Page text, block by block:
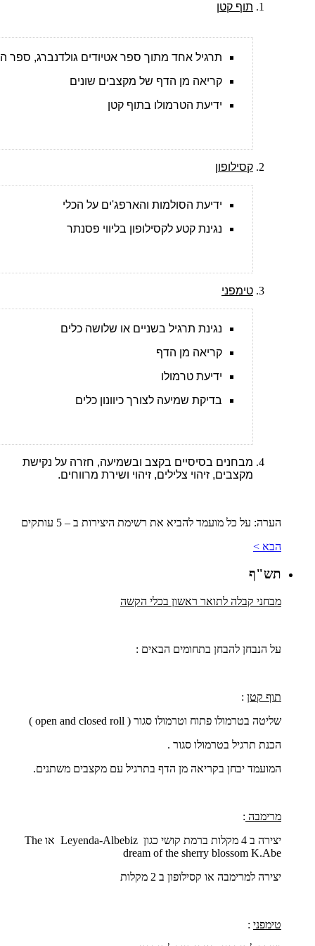
תוף קטן
תרגיל אחד מתוך ספר אטיודים גולדנברג, ספר
קריאה מן הדף של מקצבים שונים
ידיעת הטרמולו בתוף קטן
קסילופון
ידיעת הסולמות והארפג'ים על הכלי
נגינת קטע לקסילופון בליווי פסנתר
טימפני
נגינת תרגיל בשניים או שלושה כלים
קריאה מן הדף
ידיעת טרמולו
בדיקת שמיעה לצורך כיוונון כלים
מבחנים בסיסיים בקצב ובשמיעה, חזרה על נקישת
מקצבים, זיהוי צלילים, זיהוי ושירת מרווחים.
הערה: על כל מועמד להביא את רשימת היצירות ב – 5 עותקים
הבא >
תש"ף
מבחני קבלה לתואר ראשון בכלי הקשה
על הנבחן להבחן בתחומים הבאים :
תוף קטן :
שליטה בטרמולו פתוח וטרמולו סגור ( open and closed roll
)
הכנת תרגיל בטרמולו סגור .
המועמד יבחן בקריאה מן הדף בתרגיל עם מקצבים משתנים.
מרימבה :
יצירה ב 4 מקלות ברמת קושי כגון
Leyenda-Albebiz או The
dream of the sherry blossom K.Abe
יצירה למרימבה או קסילופון ב 2 מקלות
טימפני :